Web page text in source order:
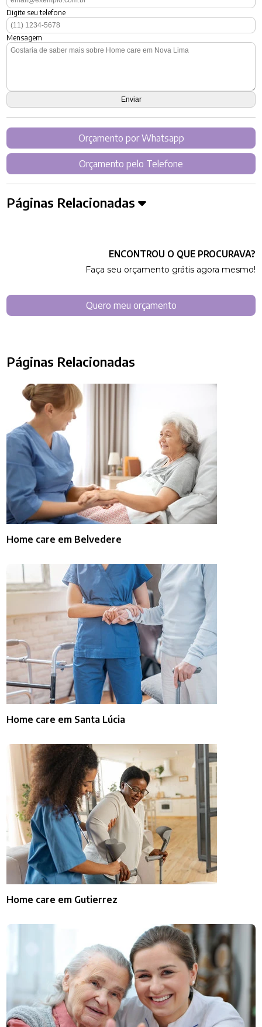
Digite seu telefone
Mensagem
Orçamento por Whatsapp
Orçamento pelo Telefone
Páginas Relacionadas
ENCONTROU O QUE PROCURAVA?
Faça seu orçamento grátis agora mesmo!
Quero meu orçamento
Páginas Relacionadas
Home care em Belvedere
Home care em Santa Lúcia
Home care em Gutierrez